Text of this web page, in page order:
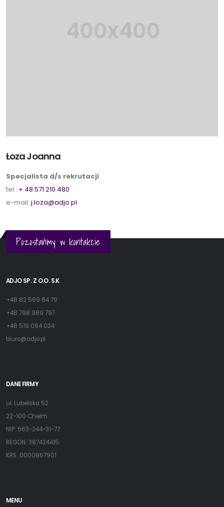
Łoza Joanna
Specjalista d/s rekrutacji
tel.: + 48 571 210 480
e-mail: j.loza@adjo.pl
Pozostańmy w kontakcie
ADJO SP. Z O.O. S.K
+48 82 569 84 79
+48 798 989 797
+48 519 084 034
biuro@adjo.pl
DANE FIRMY
ul. Lubelska 52
22-100 Chełm
NIP: 563-244-31-77
REGON: 387424415
KRS: 0000867901
MENU